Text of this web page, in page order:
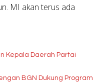
MI akan terus ada
Kepala Daerah Partai
BGN Dukung Program